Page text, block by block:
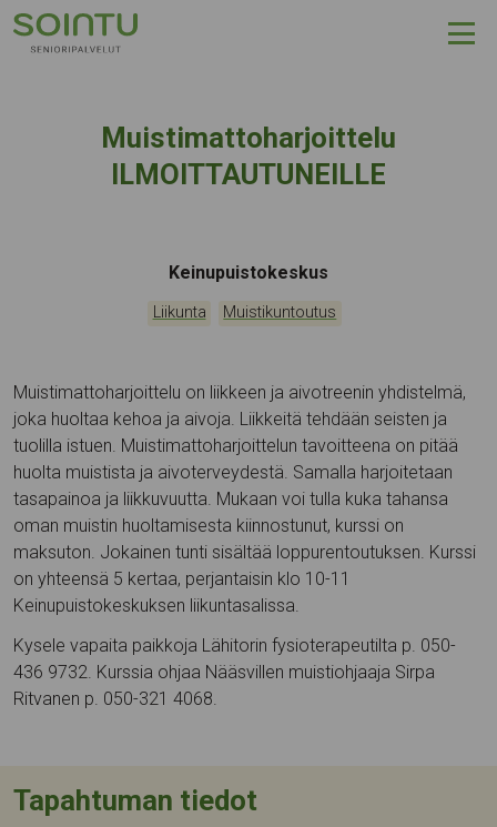
Hyppää sisältöön
Muistimattoharjoittelu
ILMOITTAUTUNEILLE
Tapahtumapaikka:
Keinupuistokeskus
Kategoriat:
Liikunta Muistikuntoutus
Muistimattoharjoittelu on liikkeen ja aivotreenin yhdistelmä,
joka huoltaa kehoa ja aivoja. Liikkeitä tehdään seisten ja
tuolilla istuen. Muistimattoharjoittelun tavoitteena on pitää
huolta muistista ja aivoterveydestä. Samalla harjoitetaan
tasapainoa ja liikkuvuutta. Mukaan voi tulla kuka tahansa
oman muistin huoltamisesta kiinnostunut, kurssi on
maksuton. Jokainen tunti sisältää loppurentoutuksen. Kurssi
on yhteensä 5 kertaa, perjantaisin klo 10-11
Keinupuistokeskuksen liikuntasalissa.
Kysele vapaita paikkoja Lähitorin fysioterapeutilta p. 050-
436 9732. Kurssia ohjaa Nääsvillen muistiohjaaja Sirpa
Ritvanen p. 050-321 4068.
Tapahtuman tiedot